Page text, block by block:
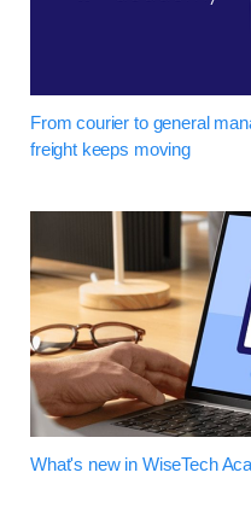
From courier to general
freight keeps moving
What's new in WiseTech